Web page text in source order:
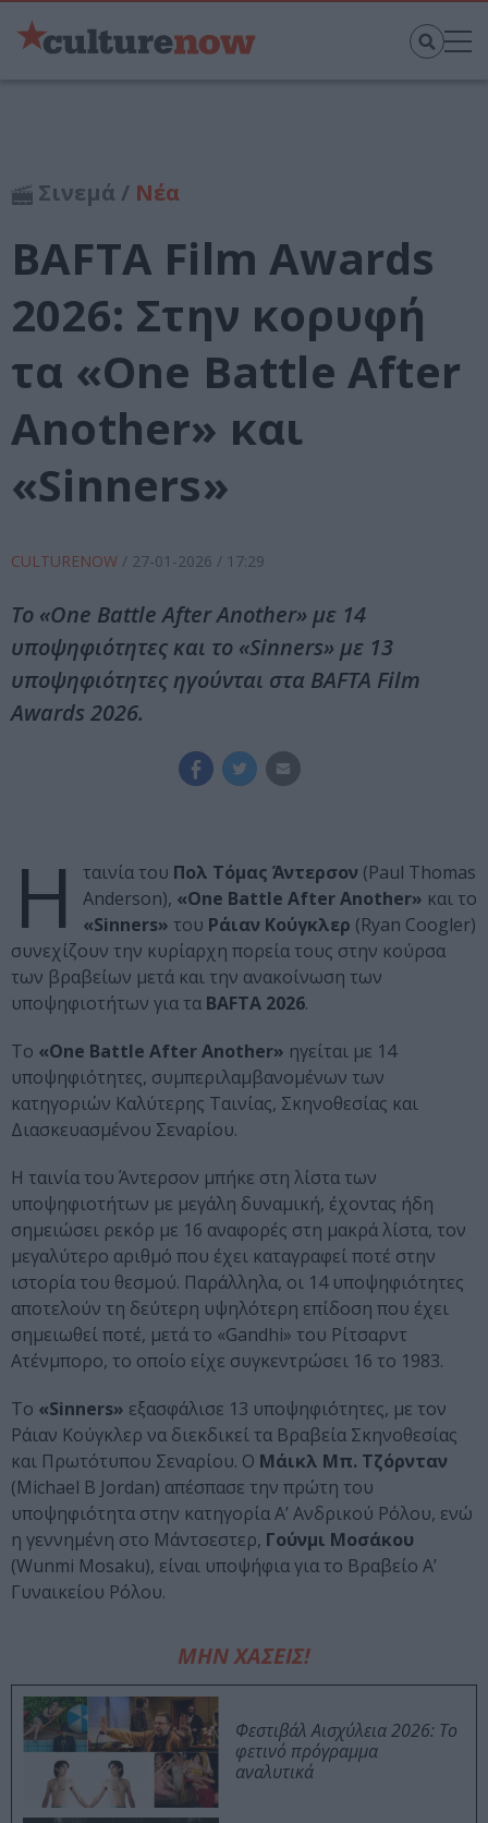
Σινεμά / Νέα
BAFTA Film Awards
2026: Στην κορυφή
τα «One Battle After
Another» και
«Sinners»
CULTURENOW / 27-01-2026 / 17:29
Το «One Battle After Another» με 14
υποψηφιότητες και το «Sinners» με 13
υποψηφιότητες ηγούνται στα BAFTA Film
Awards 2026.
Η ταινία του Πολ Τόμας Άντερσον (Paul Thomas
Anderson), «One Battle After Another» και το
«Sinners» του Ράιαν Κούγκλερ (Ryan Coogler)
συνεχίζουν την κυρίαρχη πορεία τους στην κούρσα
των βραβείων μετά και την ανακοίνωση των
υποψηφιοτήτων για τα BAFTA 2026.
Το «One Battle After Another» ηγείται με 14
υποψηφιότητες, συμπεριλαμβανομένων των
κατηγοριών Καλύτερης Ταινίας, Σκηνοθεσίας και
Διασκευασμένου Σεναρίου.
Η ταινία του Άντερσον μπήκε στη λίστα των
υποψηφιοτήτων με μεγάλη δυναμική, έχοντας ήδη
σημειώσει ρεκόρ με 16 αναφορές στη μακρά λίστα, τον
μεγαλύτερο αριθμό που έχει καταγραφεί ποτέ στην
ιστορία του θεσμού. Παράλληλα, οι 14 υποψηφιότητες
αποτελούν τη δεύτερη υψηλότερη επίδοση που έχει
σημειωθεί ποτέ, μετά το «Gandhi» του Ρίτσαρντ
Ατένμπορο, το οποίο είχε συγκεντρώσει 16 το 1983.
Το «Sinners» εξασφάλισε 13 υποψηφιότητες, με τον
Ράιαν Κούγκλερ να διεκδικεί τα Βραβεία Σκηνοθεσίας
και Πρωτότυπου Σεναρίου. Ο Μάικλ Μπ. Τζόρνταν
(Michael B Jordan) απέσπασε την πρώτη του
υποψηφιότητα στην κατηγορία Α’ Ανδρικού Ρόλου, ενώ
η γεννημένη στο Μάντσεστερ, Γούνμι Μοσάκου
(Wunmi Mosaku), είναι υποψήφια για το Βραβείο Α’
Γυναικείου Ρόλου.
ΜΗΝ ΧΑΣΕΙΣ!
Φεστιβάλ Αισχύλεια 2026: Το
φετινό πρόγραμμα
αναλυτικά